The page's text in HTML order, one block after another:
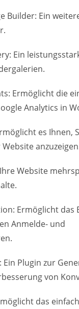
Builder: Ein
Ein
Ermöglicht die
Analytics in
es Ihnen,
Website
Ermöglicht das
Anmelde- und
Plugin zur
von
das